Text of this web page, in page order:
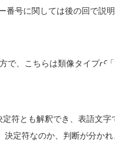
号に関しては後の回で説明
で、こちらは類像タイプrꜤ
定符とも解釈でき、表語文
定符なのか、判断が分かれ